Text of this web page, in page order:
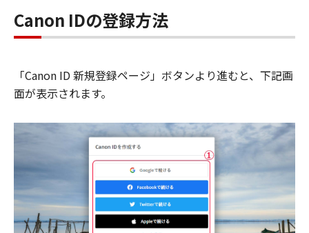
Canon IDの登録方法
「Canon ID 新規登録ページ」ボタンより進むと、下記画
面が表示されます。